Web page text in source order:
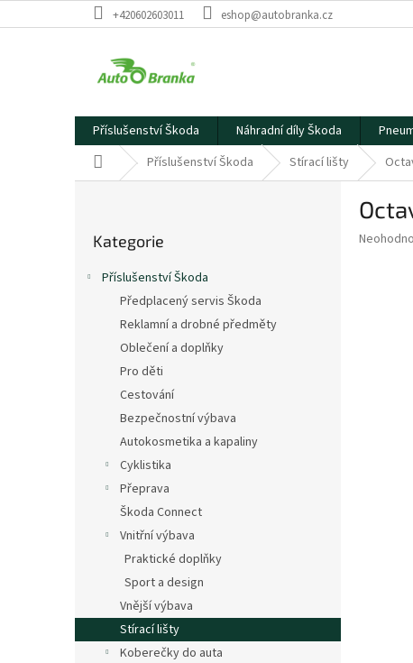
na
+420602603011 eshop@autobranka.cz
Příslušenství Škoda Náhradní díly Škoda
Domů Příslušenství Škoda Stírací lišty
kategorie
Kategorie
Příslušenství Škoda
Předplacený servis Škoda
Reklamní a drobné předměty
Oblečení a doplňky
Pro děti
Cestování
Bezpečnostní výbava
Autokosmetika a kapaliny
Cyklistika
Přeprava
Škoda Connect
Vnitřní výbava
Praktické doplňky
Sport a design
Vnější výbava
Stírací lišty
Koberečky do auta
Průměrné